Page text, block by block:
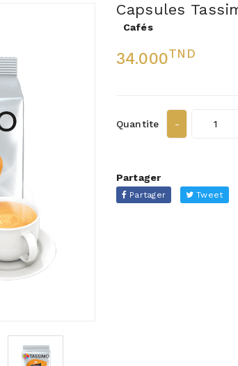
Capsules
Cafés
34.000TND
Quantite
Partager
Partager Tweet